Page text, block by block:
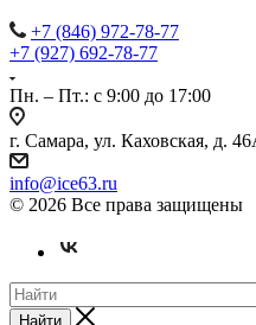
+7 (846) 972-78-77
+7 (927) 692-78-77
Пн. – Пт.: с 9:00 до 17:00
г. Самара, ул. Каховская, д.
info@ice63.ru
© 2026 Все права защищены
Найти